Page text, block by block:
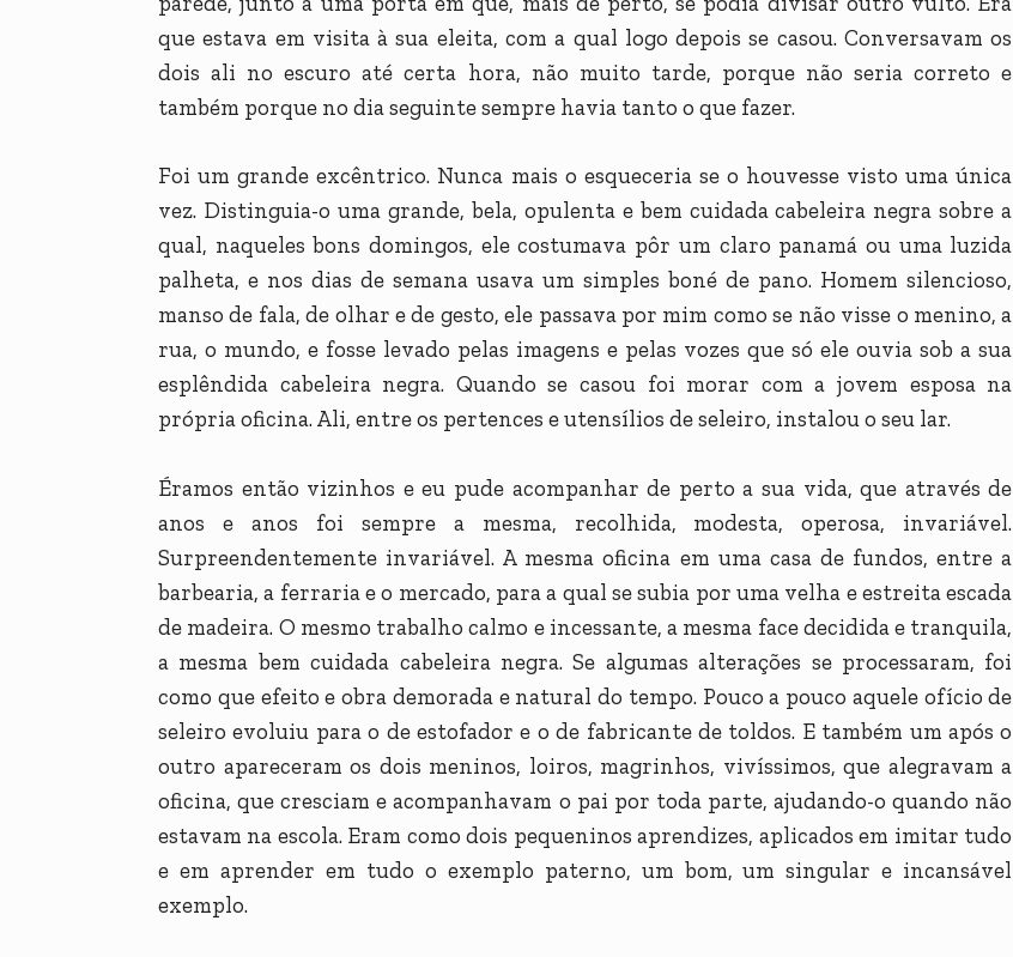
que estava em visita à sua eleita, com a qual logo depois se casou. Conversavam os
dois ali no escuro até certa hora, não muito tarde, porque não seria correto e
também porque no dia seguinte sempre havia tanto o que fazer.
Foi um grande excêntrico. Nunca mais o esqueceria se o houvesse visto uma única
vez. Distinguia-o uma grande, bela, opulenta e bem cuidada cabeleira negra sobre a
qual, naqueles bons domingos, ele costumava pôr um claro panamá ou uma luzida
palheta, e nos dias de semana usava um simples boné de pano. Homem silencioso,
manso de fala, de olhar e de gesto, ele passava por mim como se não visse o menino, a
rua, o mundo, e fosse levado pelas imagens e pelas vozes que só ele ouvia sob a sua
esplêndida cabeleira negra. Quando se casou foi morar com a jovem esposa na
própria oficina. Ali, entre os pertences e utensílios de seleiro, instalou o seu lar.
Éramos então vizinhos e eu pude acompanhar de perto a sua vida, que através de
anos e anos foi sempre a mesma, recolhida, modesta, operosa, invariável.
Surpreendentemente invariável. A mesma oficina em uma casa de fundos, entre a
barbearia, a ferraria e o mercado, para a qual se subia por uma velha e estreita escada
de madeira. O mesmo trabalho calmo e incessante, a mesma face decidida e tranquila,
a mesma bem cuidada cabeleira negra. Se algumas alterações se processaram, foi
como que efeito e obra demorada e natural do tempo. Pouco a pouco aquele ofício de
seleiro evoluiu para o de estofador e o de fabricante de toldos. E também um após o
outro apareceram os dois meninos, loiros, magrinhos, vivíssimos, que alegravam a
oficina, que cresciam e acompanhavam o pai por toda parte, ajudando-o quando não
estavam na escola. Eram como dois pequeninos aprendizes, aplicados em imitar tudo
e em aprender em tudo o exemplo paterno, um bom, um singular e incansável
exemplo.